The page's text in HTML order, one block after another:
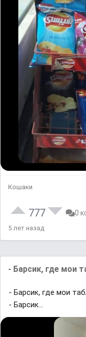
Кошаки
777 0
5 лет назад
- Барсик, где мои
- Барсик, где мои
- Барсик...